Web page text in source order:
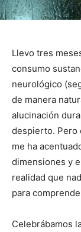
Llevo tres
consumo
neurológico
de manera
alucinación
despierto. Pero
me ha
dimensiones y
realidad que
para
Celebrábamos